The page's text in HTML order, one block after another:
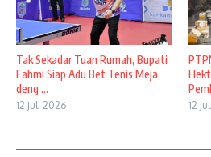
Tak Sekadar Tuan Rumah, Bupati
Fahmi Siap Adu Bet Tenis Meja
deng ...
12 Juli 2026 12